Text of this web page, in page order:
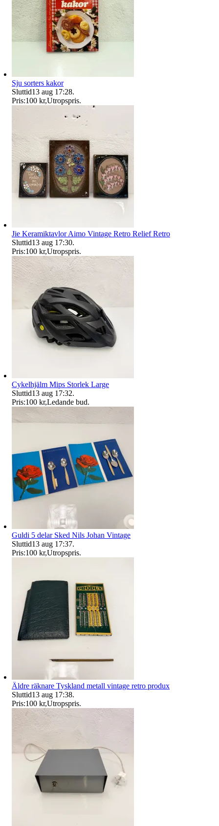
Sju sorters kakor
Sluttid13 aug 17:28.
Pris:100 kr,Utropspris.
Jie Keramiktavlor Aimo Vintage Retro Relief Retro
Sluttid13 aug 17:30.
Pris:100 kr,Utropspris.
Cykelhjälm Mips Storlek Large
Sluttid13 aug 17:32.
Pris:100 kr,Ledande bud.
Guldi 5 delar Sked Nils Johan Vintage
Sluttid13 aug 17:37.
Pris:100 kr,Utropspris.
Äldre räknare Tyskland metall vintage retro produx
Sluttid13 aug 17:38.
Pris:100 kr,Utropspris.